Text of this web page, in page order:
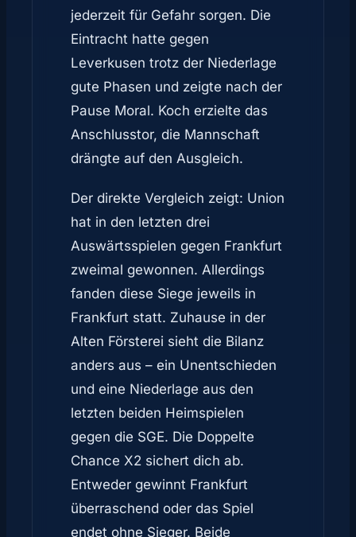
jederzeit für Gefahr sorgen. Die
Eintracht hatte gegen
Leverkusen trotz der Niederlage
gute Phasen und zeigte nach der
Pause Moral. Koch erzielte das
Anschlusstor, die Mannschaft
drängte auf den Ausgleich.
Der direkte Vergleich zeigt: Union
hat in den letzten drei
Auswärtsspielen gegen Frankfurt
zweimal gewonnen. Allerdings
fanden diese Siege jeweils in
Frankfurt statt. Zuhause in der
Alten Försterei sieht die Bilanz
anders aus – ein Unentschieden
und eine Niederlage aus den
letzten beiden Heimspielen
gegen die SGE. Die Doppelte
Chance X2 sichert dich ab.
Entweder gewinnt Frankfurt
überraschend oder das Spiel
endet ohne Sieger. Beide